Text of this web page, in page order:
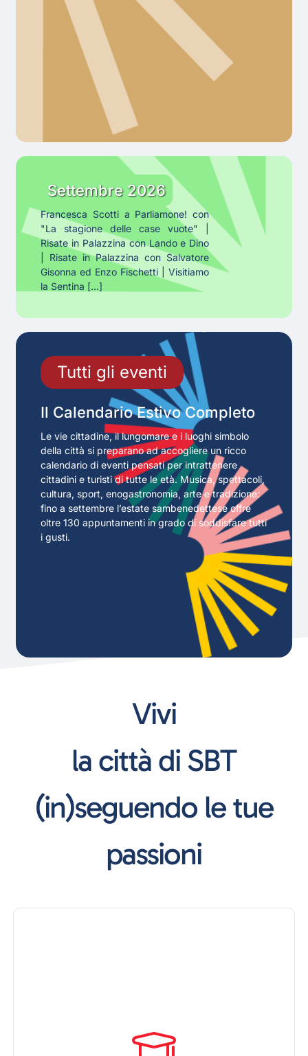
Gli
eventi
di
Settembre
Settembre 2026
Francesca Scotti a Parliamone! con
"La stagione delle case vuote" |
Risate in Palazzina con Lando e Dino
| Risate in Palazzina con Salvatore
Gisonna ed Enzo Fischetti | Visitiamo
la Sentina [...]
Tutti
Eventi
calendario
Tutti gli eventi
Il Calendario Estivo Completo
Le vie cittadine, il lungomare e i luoghi simbolo
della città si preparano ad accogliere un ricco
calendario di eventi pensati per intrattenere
cittadini e turisti di tutte le età. Musica, spettacoli,
cultura, sport, enogastronomia, arte e tradizione:
fino a settembre l’estate sambenedettese offre
oltre 130 appuntamenti in grado di soddisfare tutti
i gusti.
Vivi
la città di SBT
(in)seguendo le tue
passioni
Scopri